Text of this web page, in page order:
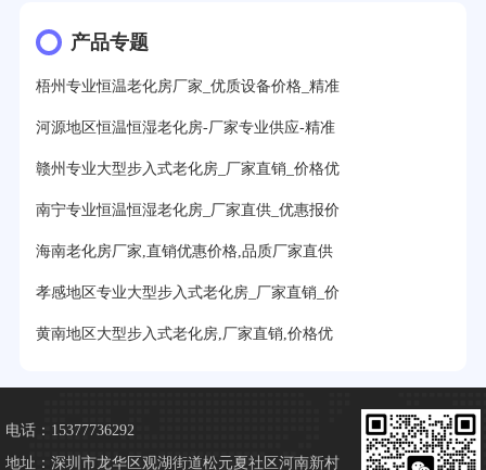
产品专题
梧州专业恒温老化房厂家_优质设备价格_精准
河源地区恒温恒湿老化房-厂家专业供应-精准
赣州专业大型步入式老化房_厂家直销_价格优
南宁专业恒温恒湿老化房_厂家直供_优惠报价
海南老化房厂家,直销优惠价格,品质厂家直供
孝感地区专业大型步入式老化房_厂家直销_价
黄南地区大型步入式老化房,厂家直销,价格优
电话：15377736292
地址：深圳市龙华区观湖街道松元夏社区河南新村